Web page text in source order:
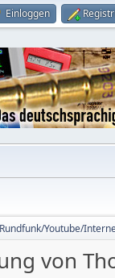
Einloggen
Youtube/
von